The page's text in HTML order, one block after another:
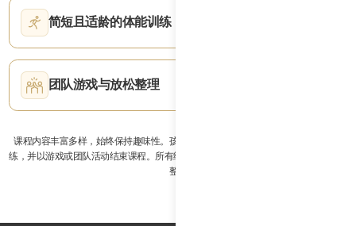
简短且适龄的体能训练
团队游戏与放松整理
课程内容丰富多样，始终保持趣味性。孩子们会学习运动技能、完成简短的体能训
练，并以游戏或团队活动结束课程。所有练习都会根据不同年龄组和能力水平进行调
整。